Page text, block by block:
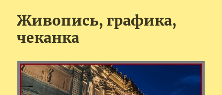
Живопись, графика,
чеканка